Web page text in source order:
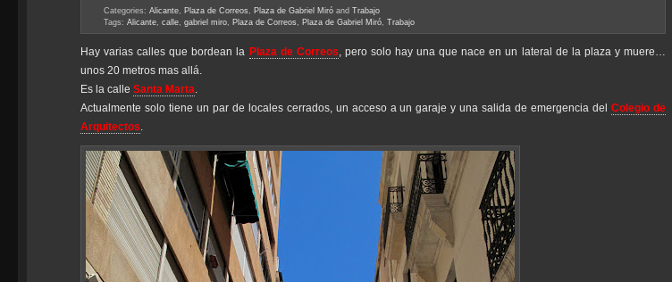
Categories: Alicante, Plaza de Correos , Plaza de Gabriel Miró and Trabajo
Tags: Alicante, calle, gabriel miro, Plaza de Correos , Plaza de Gabriel Miró, Trabajo
Hay varias calles que bordean la Plaza de Correos, pero solo hay una que nace en un lateral de la plaza y muere…
unos 20 metros mas allá.
Es la calle Santa Marta.
Actualmente solo tiene un par de locales cerrados, un acceso a un garaje y una salida de emergencia delColegio de
Arquitectos.